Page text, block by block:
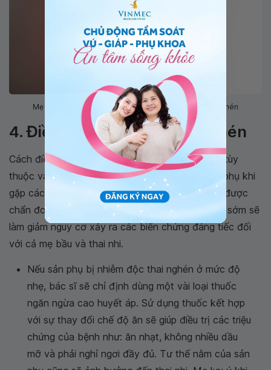
Mẹ bầu mang song thai tăng nguy cơ nhiễm độc thai nghén
4. Điều trị nhiễm độc thai nghén
Cách điều trị nhiễm độc thai nghén 3 tháng đầu tùy
thuộc vào mức độ nghiêm trọng của bệnh. Sản phụ khi
gặp các triệu chứng trên cần đến gặp bác sĩ để được
chẩn đoán và điều trị. Phát hiện và điều trị bệnh sớm sẽ
làm giảm nguy cơ xảy ra các biến chứng đáng tiếc đối
với cả mẹ bầu và thai nhi.
Nếu sản phụ bị nhiễm độc thai nghén ở mức độ
nhẹ, bác sĩ sẽ chỉ định dùng một vài loại thuốc
ngăn ngừa cao huyết áp. Sử dụng thuốc kết hợp
với sự thay đổi chế độ ăn sẽ giúp điều trị các triệu
chứng của bệnh như: ăn nhạt, không nhiều dầu
mỡ và phải nghỉ ngơi đầy đủ. Tư thế nằm của sản